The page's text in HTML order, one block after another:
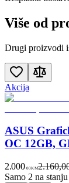
Više od
Drugi proizvodi
Akcija
ASUS
OC 12GB,
2.000 00KM
Samo 2 na stanju